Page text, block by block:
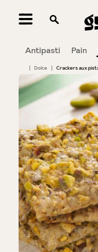
principal
Antipasti Pain
| Dolce | Crackers aux
Bildergalerie